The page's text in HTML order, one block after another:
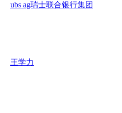
ubs ag瑞士联合银行集团
王学力